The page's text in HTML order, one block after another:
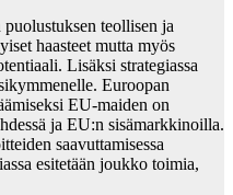
puolustuksen teollisen ja
haasteet mutta myös
Lisäksi strategiassa
Euroopan
EU-maiden on
ja EU:n sisämarkkinoilla.
saavuttamisessa
esitetään joukko toimia,